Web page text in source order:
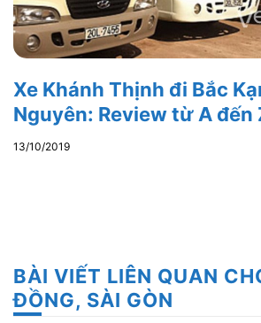
Xe Khánh Thịnh đi Bắc
Nguyên: Review từ A đến
13/10/2019
BÀI VIẾT LIÊN QUAN
ĐỒNG, SÀI GÒN